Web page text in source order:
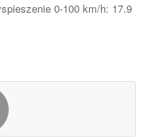
0-100 km/h: 17.9